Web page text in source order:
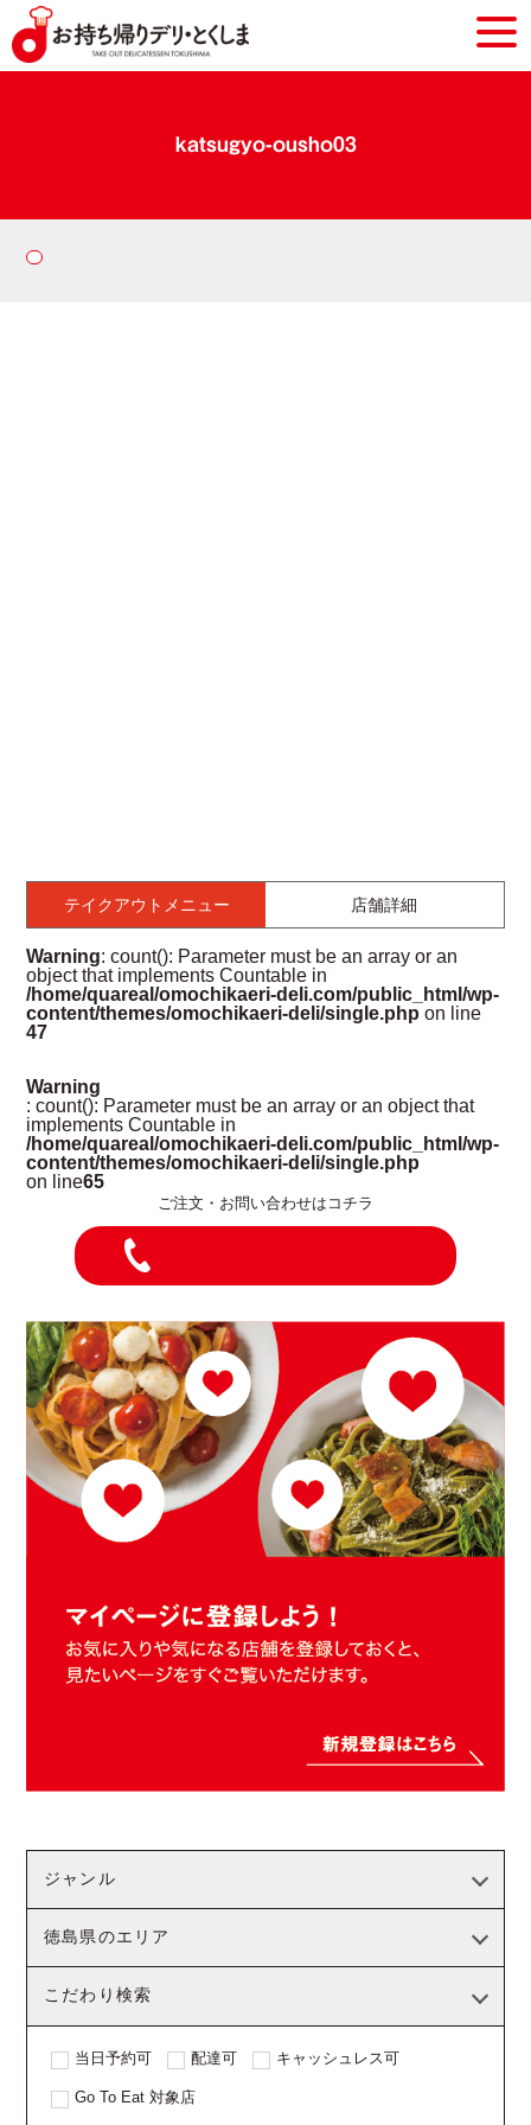
katsugyo-ousho03
テイクアウトメニュー 店舗詳細
Warning: count(): Parameter must be an array or an
object that implements Countable in
/home/quareal/omochikaeri-deli.com/public_html/wp-
content/themes/omochikaeri-deli/single.php on line
47
Warning
: count(): Parameter must be an array or an object that
implements Countable in
/home/quareal/omochikaeri-deli.com/public_html/wp-
content/themes/omochikaeri-deli/single.php
on line65
ご注文・お問い合わせはコチラ
ジャンル
徳島県のエリア
こだわり検索
当日予約可 配達可 キャッシュレス可
Go To Eat 対象店